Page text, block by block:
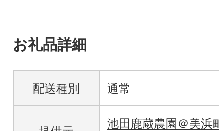
お礼品詳細
配送種別 通常
池田鹿蔵農園＠美浜